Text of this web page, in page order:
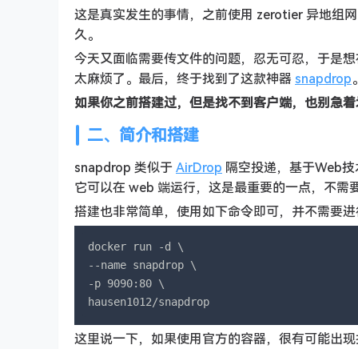
这是真实发生的事情，之前使用 zerotier 异地组
久。
今天又面临需要传文件的问题，忍无可忍，于是
太麻烦了。最后，终于找到了这款神器 snapdrop
如果你之前搭建过，但是找不到客户端，也别急
二、简介和搭建
snapdrop 类似于AirDrop 隔空投递，基于Web
它可以在 web 端运行，这是最重要的一点，不需
搭建也非常简单，使用如下命令即可，并不需要
docker run -d \
--name snapdrop \
-p 9090:80 \
hausen1012/snapdrop
这里说一下，如果使用官方的容器，很有可能出